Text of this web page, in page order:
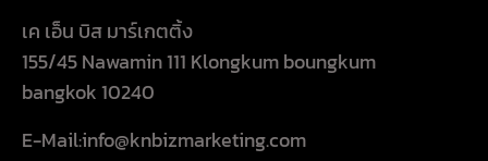
เค เอ็น บิส มาร์เกตติ้ง
155/45 Nawamin 111 Klongkum boungkum
bangkok 10240
E-Mail:info@knbizmarketing.com